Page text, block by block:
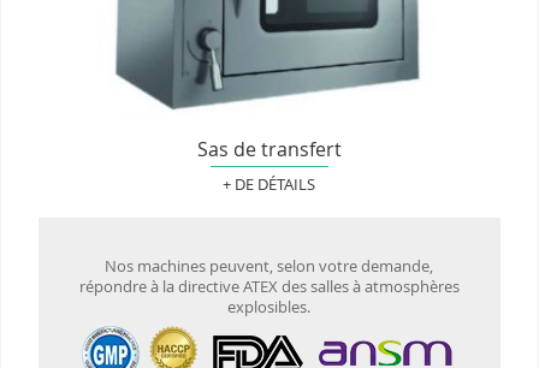
Sas de transfert
+ DE DÉTAILS
Nos machines peuvent, selon votre demande,
répondre à la directive ATEX des salles à atmosphères
explosibles.